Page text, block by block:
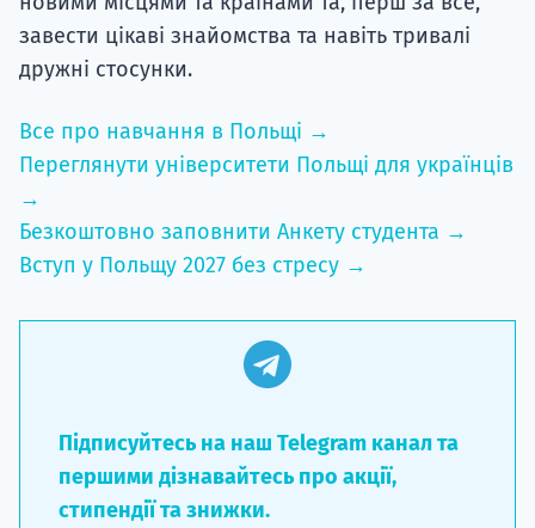
завести цікаві знайомства та навіть тривалі
дружні стосунки.
Все про навчання в Польщі →
Переглянути університети Польщі для українців
→
Безкоштовно заповнити Анкету студента →
Вступ у Польщу 2027 без стресу →
Підписуйтесь на наш Telegram канал та
першими дізнавайтесь про акції,
стипендії та знижки.